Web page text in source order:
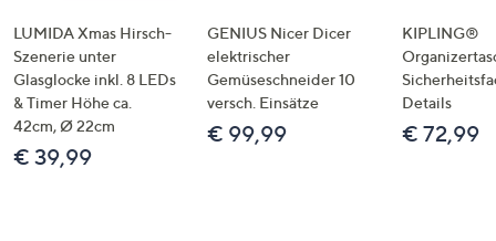
LUMIDA Xmas Hirsch-
Szenerie unter
Glasglocke inkl. 8 LEDs
& Timer Höhe ca.
42cm, Ø 22cm
€ 39,99
GENIUS Nicer Dicer
elektrischer
Gemüseschneider 10
versch. Einsätze
€ 99,99
KIPLING®
Details
€ 72,99